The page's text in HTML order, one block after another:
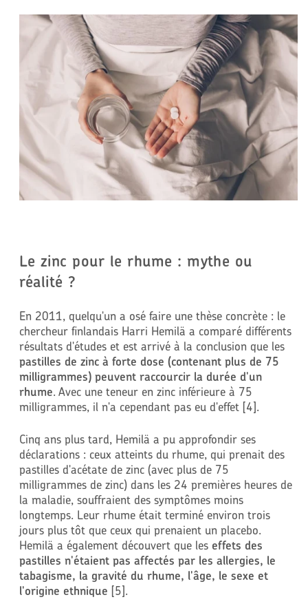
Le zinc pour le rhume : mythe ou
réalité ?
En 2011, quelqu'un a osé faire une thèse concrète : le
chercheur finlandais Harri Hemilä a comparé différents
résultats d'études et est arrivé à la conclusion que les
pastilles de zinc à forte dose (contenant plus de 75
milligrammes) peuvent raccourcir la durée d'un
rhume. Avec une teneur en zinc inférieure à 75
milligrammes, il n'a cependant pas eu d'effet [4].
Cinq ans plus tard, Hemilä a pu approfondir ses
déclarations : ceux atteints du rhume, qui prenait des
pastilles d'acétate de zinc (avec plus de 75
milligrammes de zinc) dans les 24 premières heures de
la maladie, souffraient des symptômes moins
longtemps. Leur rhume était terminé environ trois
jours plus tôt que ceux qui prenaient un placebo.
Hemilä a également découvert que les effets des
pastilles n'étaient pas affectés par les allergies, le
tabagisme, la gravité du rhume, l'âge, le sexe et
l'origine ethnique [5].